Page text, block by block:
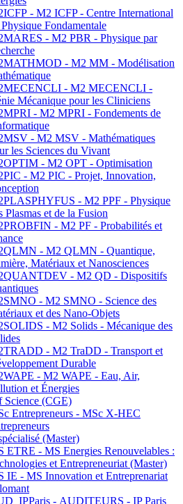
- M2 ICFP - Centre International
Fondamentale
- M2 PBR - Physique par
- M2 MM - Modélisation
- M2 MECENCLI -
Mécanique pour les Cliniciens
- M2 MPRI - Fondements de
- M2 MSV - Mathématiques
les Sciences du Vivant
- M2 OPT - Optimisation
- M2 PIC - Projet, Innovation,
- M2 PPF - Physique
Plasmas et de la Fusion
- M2 PF - Probabilités et
- M2 QLMN - Quantique,
Matériaux et Nanosciences
- M2 QD - Dispositifs
- M2 SMNO - Science des
et des Nano-Objets
- M2 Solids - Mécanique des
- M2 TraDD - Transport et
Durable
- M2 WAPE - Eau, Air,
et Énergies
Science (CGE)
Entrepreneurs - MSc X-HEC
(Master)
ETRE - MS Energies Renouvelables :
et Entrepreneuriat (Master)
IE - MS Innovation et Entreprenariat
- AUDITEURS - IP Paris